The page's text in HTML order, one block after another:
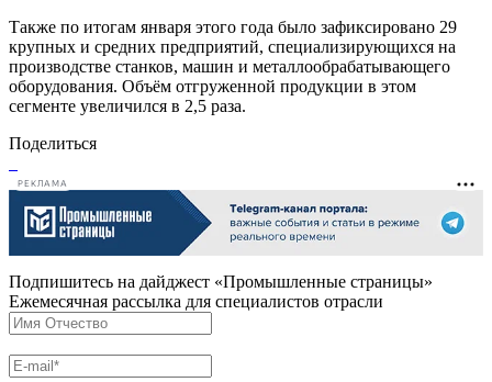
Также по итогам января этого года было зафиксировано 29
крупных и средних предприятий, специализирующихся на
производстве станков, машин и металлообрабатывающего
оборудования. Объём отгруженной продукции в этом
сегменте увеличился в 2,5 раза.
Поделиться
РЕКЛАМА
Подпишитесь на дайджест «Промышленные страницы»
Ежемесячная рассылка для специалистов отрасли